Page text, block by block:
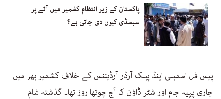
پاکستان کے زیر انتظام کشمیر میں آٹے پر
سبسڈی کیوں دی جاتی ہے؟
پیس فل اسمبلی اینڈ پبلک آرڈر آرڈیننس کے خلاف کشمیر بھر میں
جاری پہیہ جام اور شٹر ڈاؤن کا آج چوتھا روز تھا۔ گذشتہ شام